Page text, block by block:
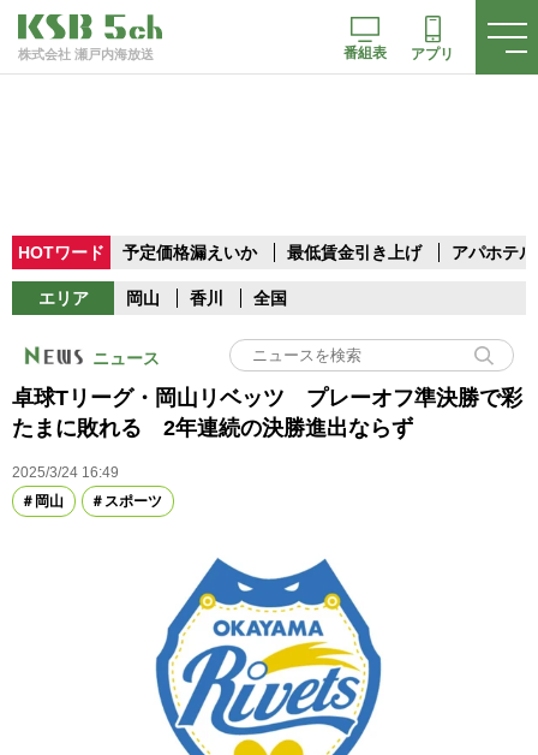
株式会社 瀬戸内海放送 番組表 アプリ
HOTワード 予定価格漏えいか 最低賃金引き上げ アパホテル
エリア 岡山 香川 全国
ニュース
卓球Tリーグ・岡山リベッツ プレーオフ準決勝で彩
たまに敗れる 2年連続の決勝進出ならず
2025/3/24 16:49
岡山
スポーツ